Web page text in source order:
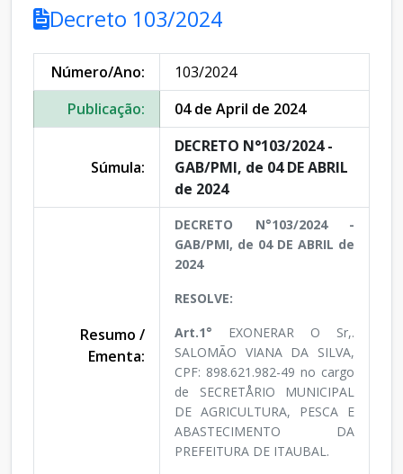
Decreto 103/2024
Número/Ano:
103/2024
Publicação:
04 de April de 2024
Súmula:
DECRETO N°103/2024 -
GAB/PMI, de 04 DE ABRIL
de 2024
Resumo /
Ementa:
DECRETO N°103/2024 -
GAB/PMI, de 04 DE ABRIL de
2024
RESOLVE:
Art.1° EXONERAR O Sr,.
SALOMÃO VIANA DA SILVA,
CPF: 898.621.982-49 no cargo
de SECRETÅRIO MUNICIPAL
DE AGRICULTURA, PESCA E
ABASTECIMENTO DA
PREFEITURA DE ITAUBAL.